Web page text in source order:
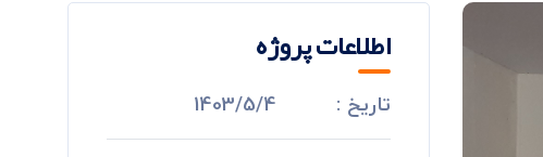
اطلاعات پروژه
تاریخ : 1403/5/4